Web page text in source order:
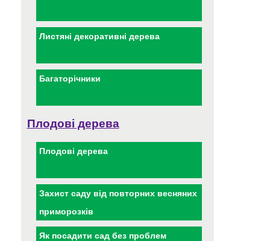
Листяні декоративні дерева
Багаторічники
Плодові дерева
Плодові дерева
Захист саду від повторних весняних
приморозків
Як посадити сад без проблем